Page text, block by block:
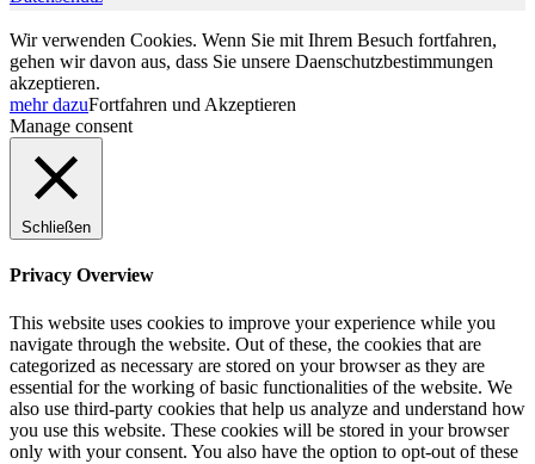
Wir verwenden Cookies. Wenn Sie mit Ihrem Besuch fortfahren,
gehen wir davon aus, dass Sie unsere Daenschutzbestimmungen
akzeptieren.
mehr dazuFortfahren und Akzeptieren
Manage consent
Schließen
Privacy Overview
This website uses cookies to improve your experience while you
navigate through the website. Out of these, the cookies that are
categorized as necessary are stored on your browser as they are
essential for the working of basic functionalities of the website. We
also use third-party cookies that help us analyze and understand how
you use this website. These cookies will be stored in your browser
only with your consent. You also have the option to opt-out of these